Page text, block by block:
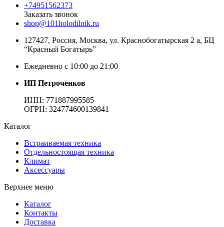
+74951562373
Заказать звонок
shop@101holodilnik.ru
127427, Россия, Москва, ул. Краснобогатырская 2 а, БЦ
“Красный Богатырь”
Ежедневно с 10:00 до 21:00
ИП Петроченков
ИНН: 771887995585
ОГРН: 324774600139841
Каталог
Встраиваемая техника
Отдельностоящая техника
Климат
Аксессуары
Верхнее меню
Каталог
Контакты
Доставка